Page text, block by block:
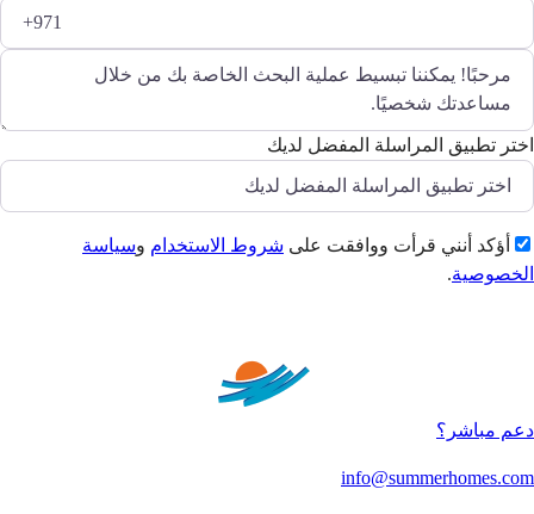
اختر تطبيق المراسلة المفضل لديك
أؤكد أنني قرأت ووافقت على شروط الاستخدام وسياسة
الخصوصية.
دعم مباشر؟
info@summerhomes.com